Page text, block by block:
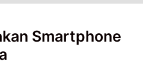
Smartphone